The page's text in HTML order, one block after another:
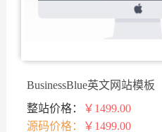
BusinessBlue英文网站模板
整站价格：
￥1499.00
源码价格：
￥1499.00